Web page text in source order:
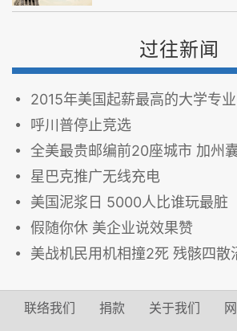
过往新闻
2015年美国起薪最高的大学专业：
呼川普停止竞选
全美最贵邮编前20座城市 加州
星巴克推广无线充电
美国泥浆日 5000人比谁玩最脏
假随你休 美企业说效果赞
美战机民用机相撞2死 残骸四散
联络我们 捐款 关于我们